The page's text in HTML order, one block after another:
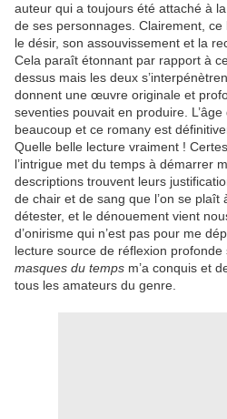
auteur qui a toujours été attaché à
de ses personnages. Clairement,
le désir, son assouvissement et la
Cela paraît étonnant par rapport à
dessus mais les deux
donnent une œuvre originale et
seventies pouvait en produire.
beaucoup et ce romany est
Quelle belle lecture vraiment !
l’intrigue met du temps à démarrer
descriptions trouvent leurs
de chair et de sang que l’on se plaît
détester, et le dénouement vient
d’onirisme qui n’est pas pour me
lecture source de réflexion profonde
masques du temps m’a conquis et
tous les amateurs du genre.